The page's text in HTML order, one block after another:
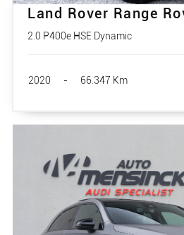
Land Rover Range
2.0 P400e HSE Dynamic
2020 - 66.347 Km